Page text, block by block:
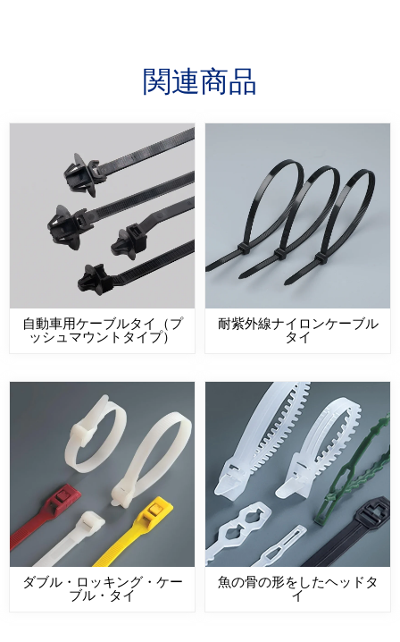
関連商品
自動車用ケーブルタイ（プ
ッシュマウントタイプ）
耐紫外線ナイロンケーブル
タイ
ダブル・ロッキング・ケー
ブル・タイ
魚の骨の形をしたヘッドタ
イ